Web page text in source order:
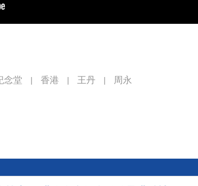
念堂 香港 王丹
周永